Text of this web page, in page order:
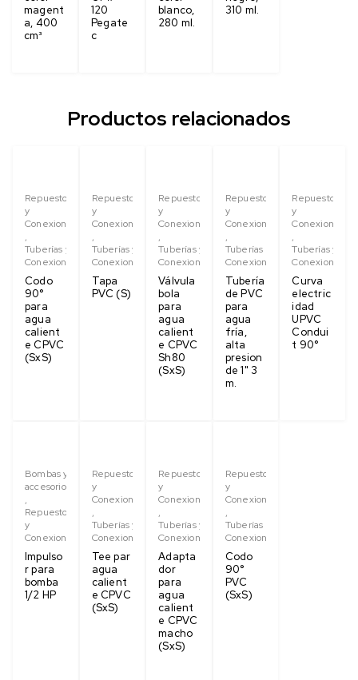
magent
a, 400
cm³
120
Pegate
c
blanco,
280 ml.
310 ml.
Productos relacionados
Repuestos
y
Conexiones
,
Tuberías y
Conexiones
Codo
90°
para
agua
calient
e CPVC
(SxS)
Repuestos
y
Conexiones
,
Tuberías y
Conexiones
Tapa
PVC (S)
Repuestos
y
Conexiones
,
Tuberías y
Conexiones
Válvula
bola
para
agua
calient
e CPVC
Sh80
(SxS)
Repuestos
y
Conexiones
,
Tuberías y
Conexiones
Tubería
de PVC
para
agua
fría,
alta
presion
de 1" 3
m.
Repuestos
y
Conexiones
,
Tuberías y
Conexiones
Curva
electric
idad
UPVC
Condui
t 90°
Bombas y
accesorios
,
Repuestos
y
Conexiones
Impulso
r para
bomba
1/2 HP
Repuestos
y
Conexiones
,
Tuberías y
Conexiones
Tee par
agua
calient
e CPVC
(SxS)
Repuestos
y
Conexiones
,
Tuberías y
Conexiones
Adapta
dor
para
agua
calient
e CPVC
macho
(SxS)
Repuestos
y
Conexiones
,
Tuberías y
Conexiones
Codo
90°
PVC
(SxS)